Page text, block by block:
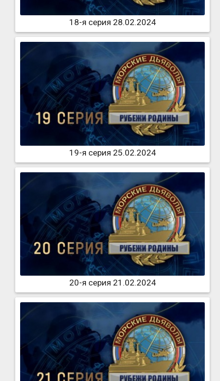
18-я серия 28.02.2024
19-я серия 25.02.2024
20-я серия 21.02.2024